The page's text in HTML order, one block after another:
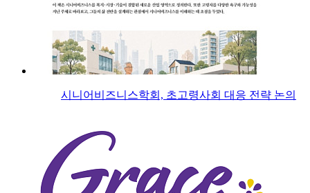
시니어비즈니스학회, 초고령사회 대응 전략 논의